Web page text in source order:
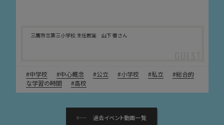
三鷹市立第三小学校 主任教諭 山下 徹さん
中学校 中心概念 公立 小学校 私立
総合的
な学習の時間
高校
過去イベント動画一覧